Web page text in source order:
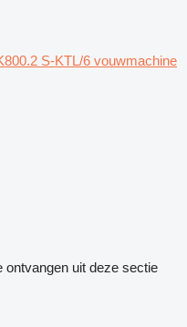
S-KTL/6 vouwmachine
ontvangen uit deze sectie